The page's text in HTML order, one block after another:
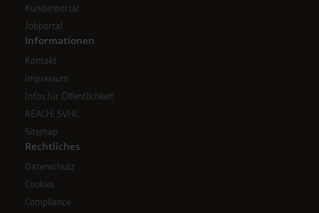
Kundenportal
Jobportal
Informationen
Kontakt
Impressum
Infos für Öffentlichkeit
REACH: SVHC
Sitemap
Rechtliches
Datenschutz
Cookies
Compliance